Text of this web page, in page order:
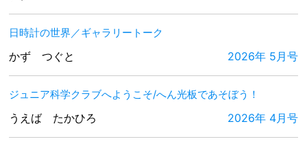
日時計の世界／ギャラリートーク
かず つぐと 2026年 5月号
ジュニア科学クラブへようこそ/へん光板であそぼう！
うえば たかひろ 2026年 4月号